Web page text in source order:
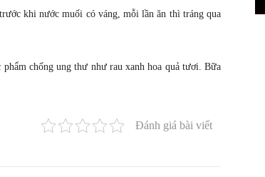
khi nước muối có váng, mỗi lần ăn thì tráng qua
chống ung thư như rau xanh hoa quả tươi. Bữa
Đánh giá bài viết